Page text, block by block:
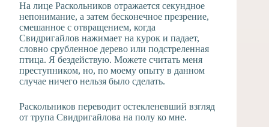
На лице Раскольников отражается секундное
непонимание, а затем бесконечное презрение,
смешанное с отвращением, когда
Свидригайлов нажимает на курок и падает,
словно срубленное дерево или подстреленная
птица. Я бездействую. Можете считать меня
преступником, но, по моему опыту в данном
случае ничего нельзя было сделать.
Раскольников переводит остекленевший взгляд
от трупа Свидригайлова на полу ко мне.